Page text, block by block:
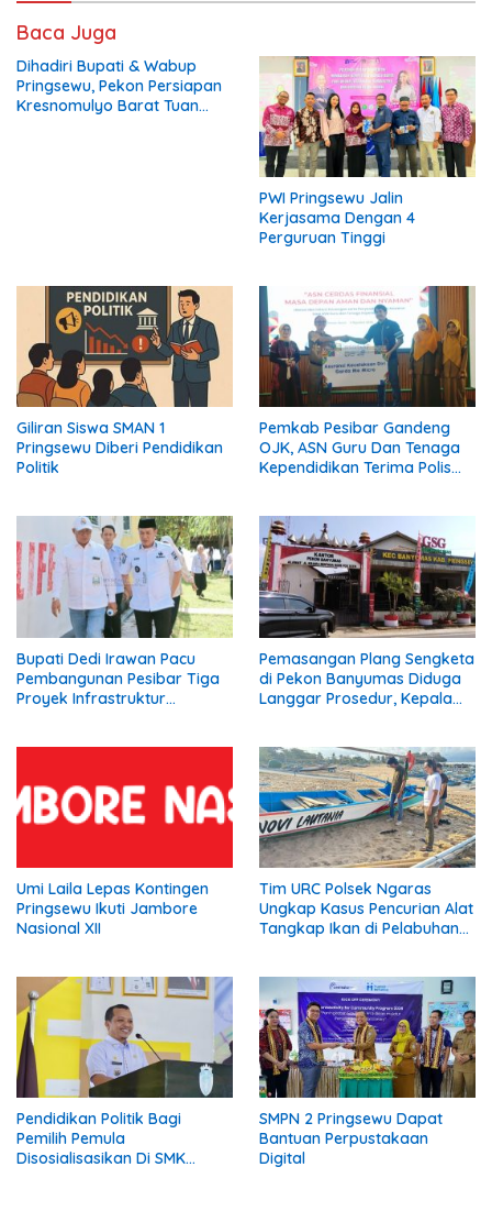
Baca Juga
Dihadiri Bupati & Wabup
Pringsewu, Pekon Persiapan
Kresnomulyo Barat Tuan
PWI Pringsewu Jalin
Kerjasama Dengan 4
Perguruan Tinggi
Giliran Siswa SMAN 1
Pringsewu Diberi Pendidikan
Politik
Pemkab Pesibar Gandeng
OJK, ASN Guru Dan Tenaga
Kependidikan Terima Polis
Bupati Dedi Irawan Pacu
Pembangunan Pesibar Tiga
Proyek Infrastruktur
Pemasangan Plang Sengketa
di Pekon Banyumas Diduga
Langgar Prosedur, Kepala
Umi Laila Lepas Kontingen
Pringsewu Ikuti Jambore
Nasional XII
Tim URC Polsek Ngaras
Ungkap Kasus Pencurian Alat
Tangkap Ikan di Pelabuhan
Pendidikan Politik Bagi
Pemilih Pemula
Disosialisasikan Di SMK
SMPN 2 Pringsewu Dapat
Bantuan Perpustakaan
Digital